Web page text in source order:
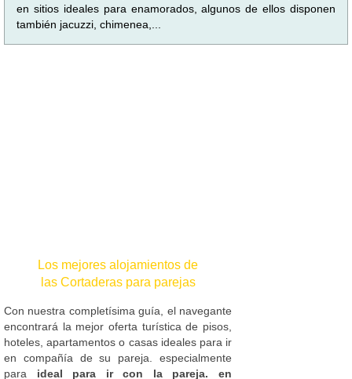
en sitios ideales para enamorados, algunos de ellos disponen
también jacuzzi, chimenea,...
Los mejores alojamientos de
las Cortaderas para parejas
Con nuestra completísima guía, el navegante
encontrará la mejor oferta turística de pisos,
hoteles, apartamentos o casas ideales para ir
en compañía de su pareja. especialmente
para ideal para ir con la pareja. en